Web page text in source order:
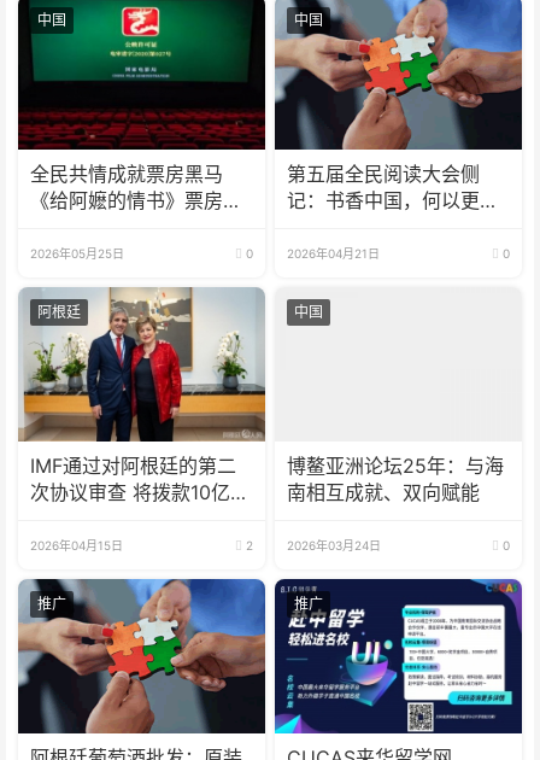
中国
全民共情成就票房黑马
《给阿嬷的情书》票房破
2026年05月25日 0
中国
第五届全民阅读大会侧
记：书香中国，何以更
2026年04月21日 0
阿根廷
IMF通过对阿根廷的第二
次协议审查 将拨款10亿美
2026年04月15日 2
中国
博鳌亚洲论坛25年：与海
南相互成就、双向赋能
2026年03月24日 0
推广 推广